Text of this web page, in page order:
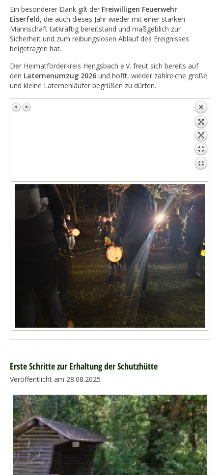
Ein besonderer Dank gilt der Freiwilligen Feuerwehr
Eiserfeld, die auch dieses Jahr wieder mit einer starken
Mannschaft tatkräftig bereitstand und maßgeblich zur
Sicherheit und zum reibungslosen Ablauf des Ereignisses
beigetragen hat.
Der Heimatförderkreis Hengsbach e.V. freut sich bereits auf
den Laternenumzug 2026 und hofft, wieder zahlreiche große
und kleine Laternenläufer begrüßen zu dürfen.
Erste Schritte zur Erhaltung der Schutzhütte
Veröffentlicht am 28.08.2025